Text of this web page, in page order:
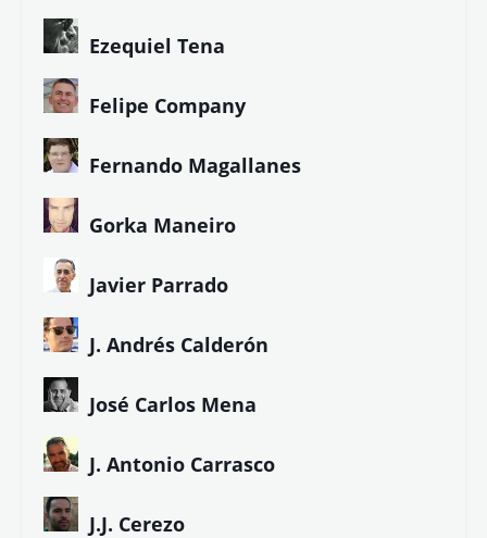
Ezequiel Tena
Felipe Company
Fernando Magallanes
Gorka Maneiro
Javier Parrado
J. Andrés Calderón
José Carlos Mena
J. Antonio Carrasco
J.J. Cerezo